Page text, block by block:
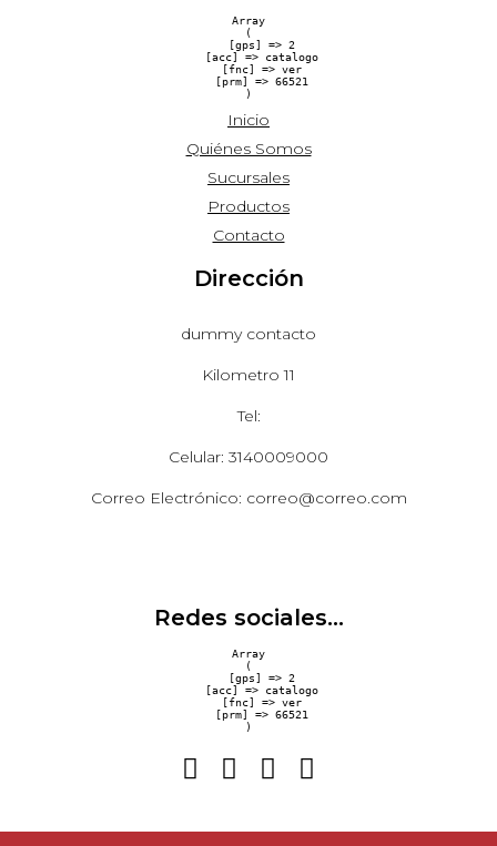
Array
(
    [gps] => 2
    [acc] => catalogo
    [fnc] => ver
    [prm] => 66521
Inicio
Quiénes Somos
Sucursales
Productos
Contacto
Dirección
dummy contacto
Kilometro 11
Tel:
Celular: 3140009000
Correo Electrónico: correo@correo.com
Redes sociales...
Array
(
    [gps] => 2
    [acc] => catalogo
    [fnc] => ver
    [prm] => 66521